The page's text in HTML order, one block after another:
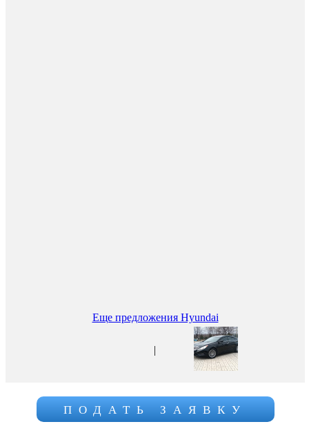
Еще предложения Hyundai
|
ПОДАТЬ ЗАЯВКУ